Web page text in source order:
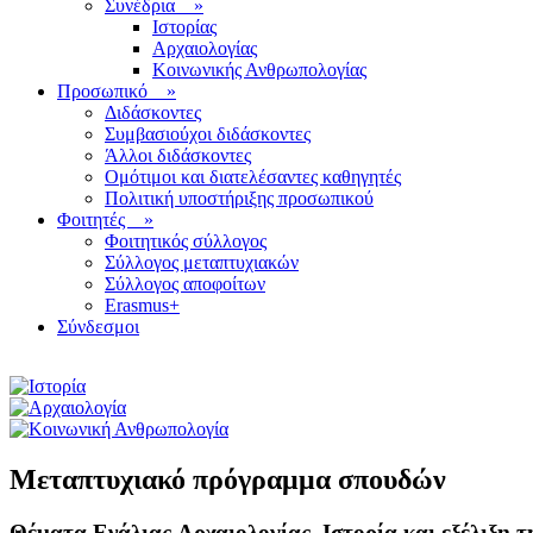
Συνέδρια »
Ιστορίας
Αρχαιολογίας
Κοινωνικής Ανθρωπολογίας
Προσωπικό »
Διδάσκοντες
Συμβασιούχοι διδάσκοντες
Άλλοι διδάσκοντες
Ομότιμοι και διατελέσαντες καθηγητές
Πολιτική υποστήριξης προσωπικού
Φοιτητές »
Φοιτητικός σύλλογος
Σύλλογος μεταπτυχιακών
Σύλλογος αποφοίτων
Erasmus+
Σύνδεσμοι
Μεταπτυχιακό πρόγραμμα σπουδών